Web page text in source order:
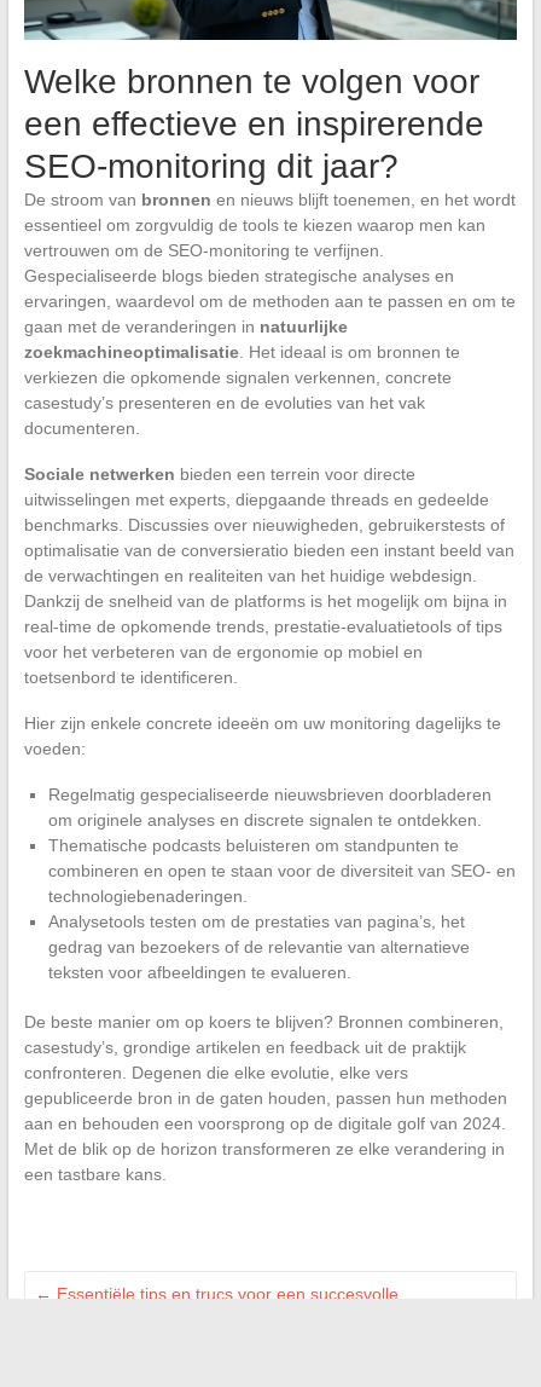
Welke bronnen te volgen voor
een effectieve en inspirerende
SEO-monitoring dit jaar?
De stroom van bronnen en nieuws blijft toenemen, en het wordt
essentieel om zorgvuldig de tools te kiezen waarop men kan
vertrouwen om de SEO-monitoring te verfijnen.
Gespecialiseerde blogs bieden strategische analyses en
ervaringen, waardevol om de methoden aan te passen en om te
gaan met de veranderingen in natuurlijke
zoekmachineoptimalisatie. Het ideaal is om bronnen te
verkiezen die opkomende signalen verkennen, concrete
casestudy’s presenteren en de evoluties van het vak
documenteren.
Sociale netwerken bieden een terrein voor directe
uitwisselingen met experts, diepgaande threads en gedeelde
benchmarks. Discussies over nieuwigheden, gebruikerstests of
optimalisatie van de conversieratio bieden een instant beeld van
de verwachtingen en realiteiten van het huidige webdesign.
Dankzij de snelheid van de platforms is het mogelijk om bijna in
real-time de opkomende trends, prestatie-evaluatietools of tips
voor het verbeteren van de ergonomie op mobiel en
toetsenbord te identificeren.
Hier zijn enkele concrete ideeën om uw monitoring dagelijks te
voeden:
Regelmatig gespecialiseerde nieuwsbrieven doorbladeren
om originele analyses en discrete signalen te ontdekken.
Thematische podcasts beluisteren om standpunten te
combineren en open te staan voor de diversiteit van SEO- en
technologiebenaderingen.
Analysetools testen om de prestaties van pagina’s, het
gedrag van bezoekers of de relevantie van alternatieve
teksten voor afbeeldingen te evalueren.
De beste manier om op koers te blijven? Bronnen combineren,
casestudy’s, grondige artikelen en feedback uit de praktijk
confronteren. Degenen die elke evolutie, elke vers
gepubliceerde bron in de gaten houden, passen hun methoden
aan en behouden een voorsprong op de digitale golf van 2024.
Met de blik op de horizon transformeren ze elke verandering in
een tastbare kans.
← Essentiële tips en trucs voor een succesvolle